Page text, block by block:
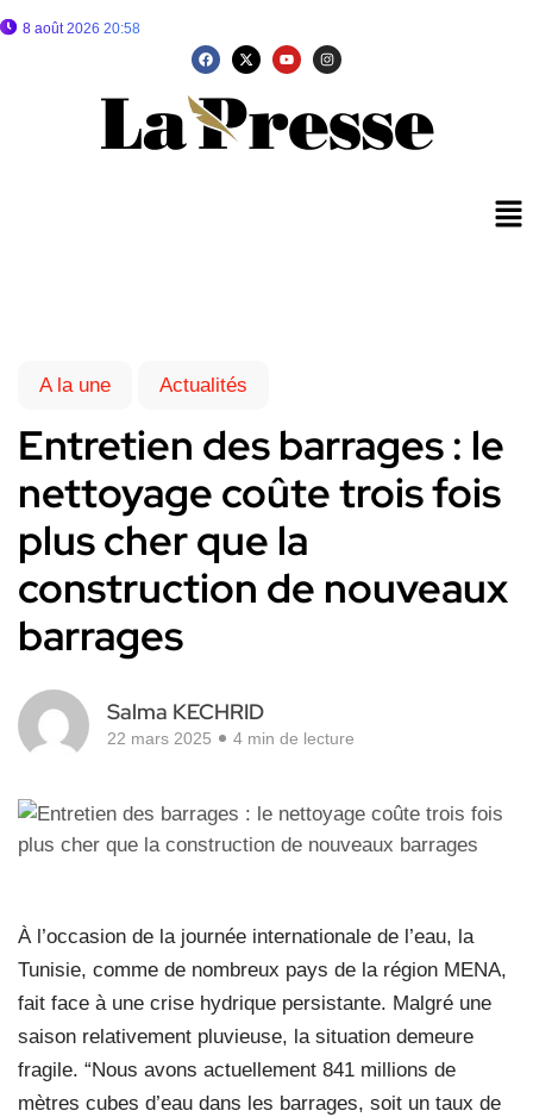
8 août 2026 20:58
A la une Actualités
Entretien des barrages : le
nettoyage coûte trois fois
plus cher que la
construction de nouveaux
barrages
Salma KECHRID
22 mars 2025 4 min de lecture
À l’occasion de la journée internationale de l’eau, la
Tunisie, comme de nombreux pays de la région MENA,
fait face à une crise hydrique persistante. Malgré une
saison relativement pluvieuse, la situation demeure
fragile. “Nous avons actuellement 841 millions de
mètres cubes d’eau dans les barrages, soit un taux de